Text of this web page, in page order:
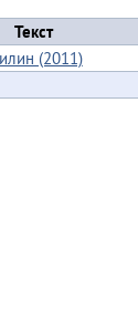
Текст
(2011)